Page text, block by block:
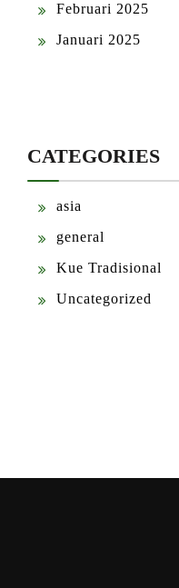
Februari 2025
Januari 2025
CATEGORIES
asia
general
Kue Tradisional
Uncategorized